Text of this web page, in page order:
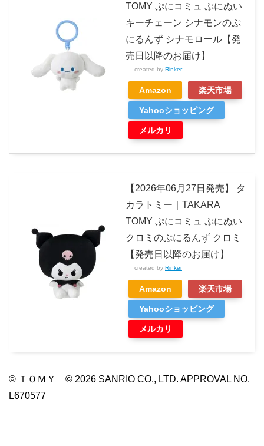
TOMY ぷにコミュ ぷにぬい
キーチェーン シナモンのぷ
にるんず シナモロール【発
売日以降のお届け】
created by Rinker
Amazon 楽天市場
Yahooショッピング
メルカリ
【2026年06月27日発売】 タ
カラトミー｜TAKARA
TOMY ぷにコミュ ぷにぬい
クロミのぷにるんず クロミ
【発売日以降のお届け】
created by Rinker
Amazon 楽天市場
Yahooショッピング
メルカリ
© ＴＯＭＹ © 2026 SANRIO CO., LTD. APPROVAL NO.
L670577